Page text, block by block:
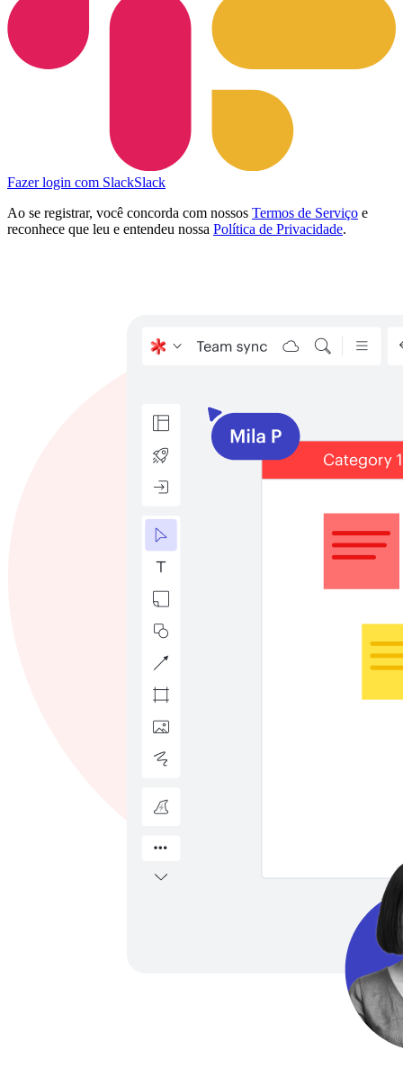
Fazer login com SlackSlack
Ao se registrar, você concorda com nossos Termos de Serviço e
reconhece que leu e entendeu nossa Política de Privacidade.